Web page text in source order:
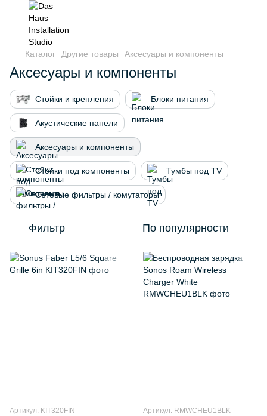
Каталог Другие товары Аксесуары и компоненты
Аксесуары и компоненты
Стойки и крепления Блоки питания
Акустические панели
Аксесуары и компоненты
Стойки под компоненты Тумбы под TV
Сетевые фильтры / комутаторы
Фильтр По популярности
Артикул: KIT320FIN Артикул: RMWCHEU1BLK